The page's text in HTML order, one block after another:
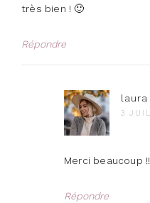
très bien ! 🙂
Répondre
laura
3
Merci beaucoup
Répondre